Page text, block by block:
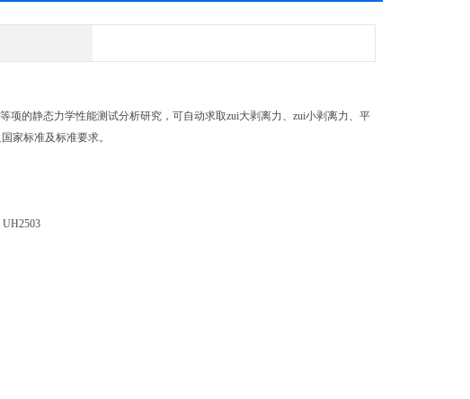
的静态力学性能测试分析研究，可自动求取zui大剥离力、zui小剥离力、平
家标准及标准要求。